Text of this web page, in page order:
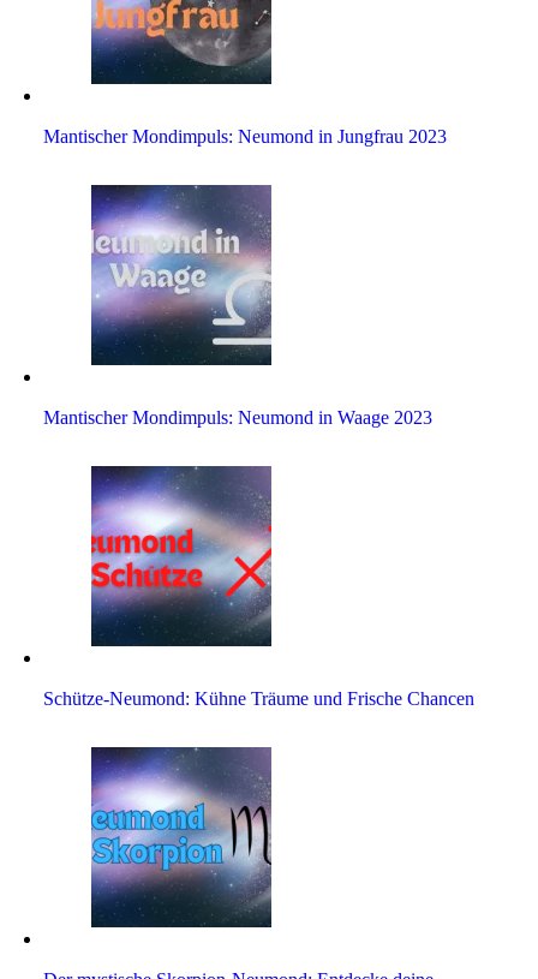
Man­ti­scher Mond­im­puls: Neu­mond in Jung­frau 2023
Man­ti­scher Mond­im­puls: Neu­mond in Waage 2023
Schütze-Neu­mond: Kühne Träume und Fri­sche Chancen